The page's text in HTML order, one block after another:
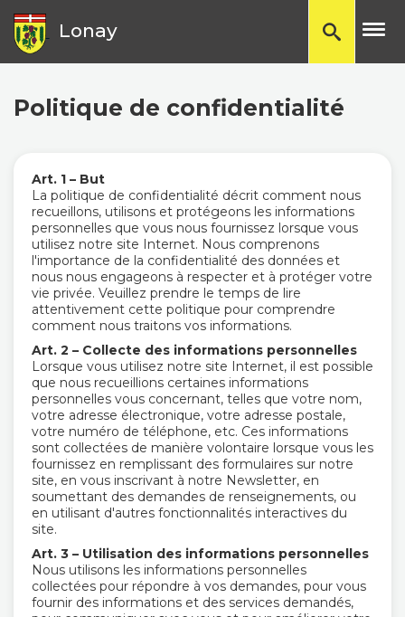
Lonay
Politique de confidentialité
Art. 1 – But
La politique de confidentialité décrit comment nous
recueillons, utilisons et protégeons les informations
personnelles que vous nous fournissez lorsque vous
utilisez notre site Internet. Nous comprenons
l'importance de la confidentialité des données et
nous nous engageons à respecter et à protéger votre
vie privée. Veuillez prendre le temps de lire
attentivement cette politique pour comprendre
comment nous traitons vos informations.
Art. 2 – Collecte des informations personnelles
Lorsque vous utilisez notre site Internet, il est possible
que nous recueillions certaines informations
personnelles vous concernant, telles que votre nom,
votre adresse électronique, votre adresse postale,
votre numéro de téléphone, etc. Ces informations
sont collectées de manière volontaire lorsque vous les
fournissez en remplissant des formulaires sur notre
site, en vous inscrivant à notre Newsletter, en
soumettant des demandes de renseignements, ou
en utilisant d'autres fonctionnalités interactives du
site.
Art. 3 – Utilisation des informations personnelles
Nous utilisons les informations personnelles
collectées pour répondre à vos demandes, pour vous
fournir des informations et des services demandés,